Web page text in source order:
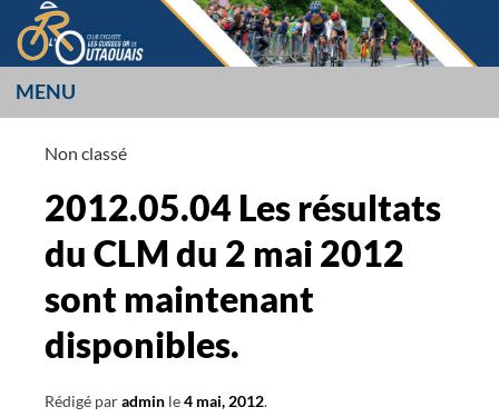
Aller
au
contenu
LES CUISSES OR
L’OUTAOUAIS
MENU
Non classé
2012.05.04 Les résultats
du CLM du 2 mai 2012
sont maintenant
disponibles.
Rédigé paradmin le4 mai, 2012.